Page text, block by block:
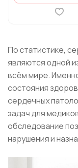
По статистике,
являются одной
всём мире.
состояния
сердечных
задач для
обследование
нарушения и